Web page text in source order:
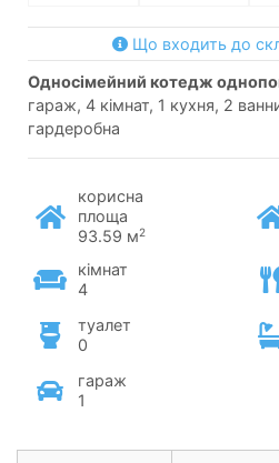
Що входить до
односімейний котедж
гараж, 4 кімнат, 1 кухня, 2
гардеробна
корисна
площа
93.59 м2
кімнат
4
туалет
0
гараж
1